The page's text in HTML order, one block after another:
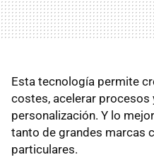
Esta tecnología permite
costes, acelerar procesos
personalización. Y lo
tanto de grandes marcas
particulares.